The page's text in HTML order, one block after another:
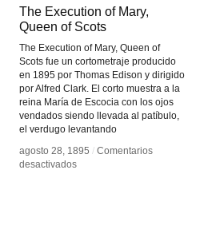
The Execution of Mary,
Queen of Scots
The Execution of Mary, Queen of
Scots fue un cortometraje producido
en 1895 por Thomas Edison y dirigido
por Alfred Clark. El corto muestra a la
reina María de Escocia con los ojos
vendados siendo llevada al patíbulo,
el verdugo levantando
agosto 28, 1895 / Comentarios
desactivadosen
The Execution of Mary,
Queen of Scots
agosto 28, 1895 / Comentarios
desactivadosen